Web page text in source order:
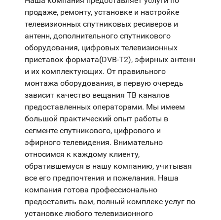
продаже, ремонту, установке и настройке
телевизионных спутниковых ресиверов и
антенн, дополнительного спутникового
оборудования, цифровых телевизионных
приставок формата(DVB-T2), эфирных антенн
и их комплектующих. От правильного
монтажа оборудования, в первую очередь
зависит качество вещания ТВ каналов
предоставленных операторами. Мы имеем
большой практический опыт работы в
сегменте спутникового, цифрового и
эфирного телевидения. Внимательно
относимся к каждому клиенту,
обратившемуся в нашу компанию, учитывая
все его предпочтения и пожелания. Наша
компания готова профессионально
предоставить вам, полный комплекс услуг по
установке любого телевизионного